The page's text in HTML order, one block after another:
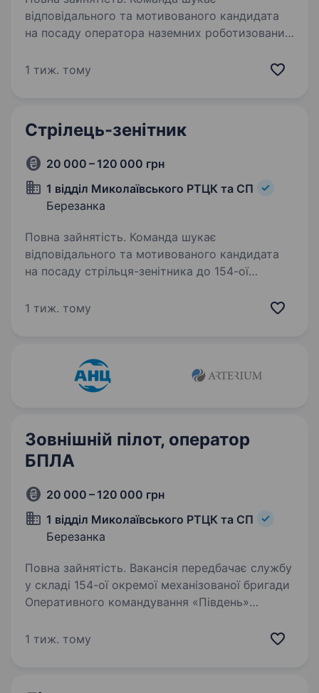
відповідального та мотивованого кандидата
на посаду оператора наземних роботизованих
механізованої бригади 16-го армійського
1 тиж. тому
Стрілець-зенітник
20 000 – 120 000 грн
1 відділ Миколаївського РТЦК та СП
Березанка
Повна зайнятість. Команда шукає
відповідального та мотивованого кандидата
на посаду стрільця-зенітника до 154-ої
армійського корпусу Оперативного
1 тиж. тому
Зовнішній пілот, оператор
БПЛА
20 000 – 120 000 грн
1 відділ Миколаївського РТЦК та СП
Березанка
Повна зайнятість. Вакансія передбачає службу
у складі 154-ої окремої механізованої бригади
Оперативного командування «Південь»
Вимоги: досвід керування БПЛА буде
1 тиж. тому